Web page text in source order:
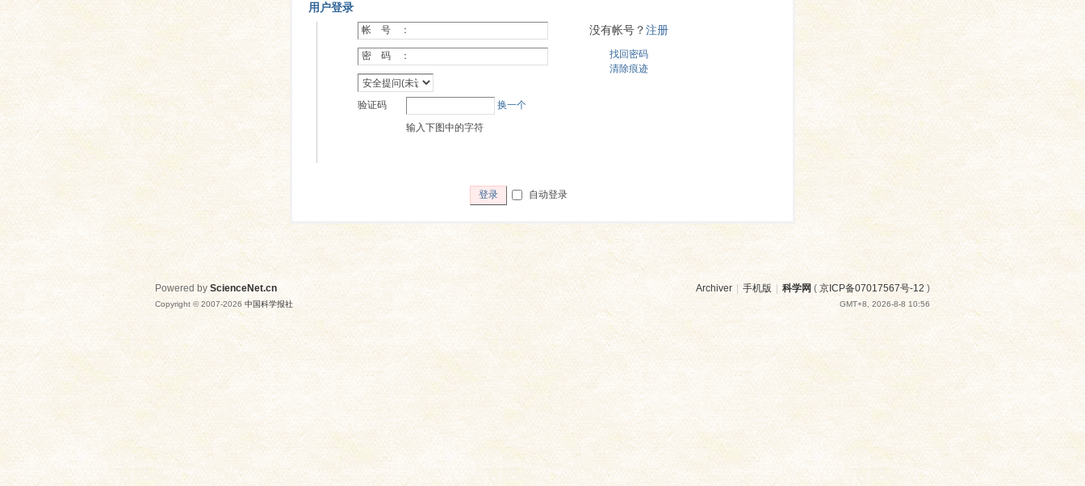
用户登录
帐 号 ：
密 码 ：
验证码
换一个
输入下图中的字符
没有帐号？注册
找回密码
清除痕迹
登录 自动登录
Archiver | 手机版 | 科学网 ( 京ICP备07017567号-12)
GMT+8, 2026-8-8 10:56
Powered by ScienceNet.cn
Copyright © 2007-2026 中国科学报社